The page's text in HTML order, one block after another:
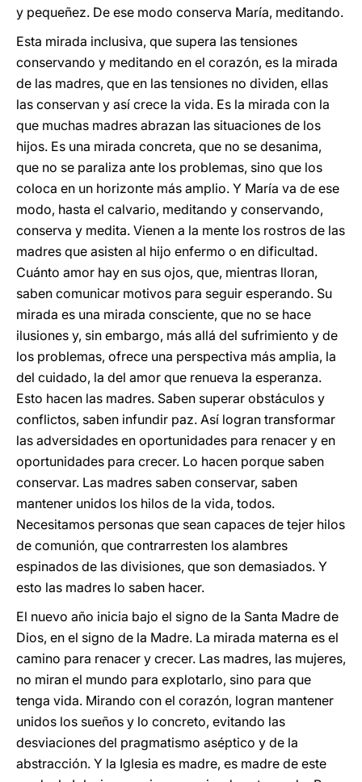
y pequeñez. De ese modo conserva María, meditando.
Esta mirada inclusiva, que supera las tensiones
conservando y meditando en el corazón, es la mirada
de las madres, que en las tensiones no dividen, ellas
las conservan y así crece la vida. Es la mirada con la
que muchas madres abrazan las situaciones de los
hijos. Es una mirada concreta, que no se desanima,
que no se paraliza ante los problemas, sino que los
coloca en un horizonte más amplio. Y María va de ese
modo, hasta el calvario, meditando y conservando,
conserva y medita. Vienen a la mente los rostros de las
madres que asisten al hijo enfermo o en dificultad.
Cuánto amor hay en sus ojos, que, mientras lloran,
saben comunicar motivos para seguir esperando. Su
mirada es una mirada consciente, que no se hace
ilusiones y, sin embargo, más allá del sufrimiento y de
los problemas, ofrece una perspectiva más amplia, la
del cuidado, la del amor que renueva la esperanza.
Esto hacen las madres. Saben superar obstáculos y
conflictos, saben infundir paz. Así logran transformar
las adversidades en oportunidades para renacer y en
oportunidades para crecer. Lo hacen porque saben
conservar. Las madres saben conservar, saben
mantener unidos los hilos de la vida, todos.
Necesitamos personas que sean capaces de tejer hilos
de comunión, que contrarresten los alambres
espinados de las divisiones, que son demasiados. Y
esto las madres lo saben hacer.
El nuevo año inicia bajo el signo de la Santa Madre de
Dios, en el signo de la Madre. La mirada materna es el
camino para renacer y crecer. Las madres, las mujeres,
no miran el mundo para explotarlo, sino para que
tenga vida. Mirando con el corazón, logran mantener
unidos los sueños y lo concreto, evitando las
desviaciones del pragmatismo aséptico y de la
abstracción. Y la Iglesia es madre, es madre de este